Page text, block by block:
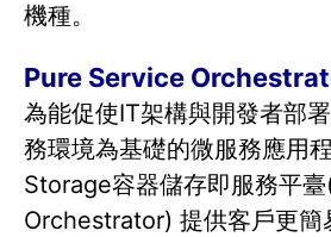
機種。
Pure Service
為能促使IT架構與開發者部
務環境為基礎的微服務應用
Storage容器儲存即服務平
Orchestrator) 提供客戶更簡